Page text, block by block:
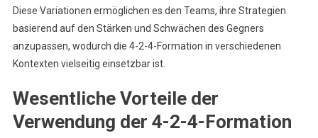
Diese Variationen ermöglichen es den Teams, ihre Strategien
basierend auf den Stärken und Schwächen des Gegners
anzupassen, wodurch die 4-2-4-Formation in verschiedenen
Kontexten vielseitig einsetzbar ist.
Wesentliche Vorteile der
Verwendung der 4-2-4-Formation